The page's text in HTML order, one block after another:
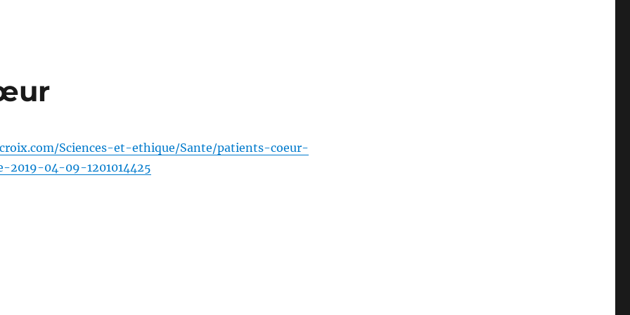
Sciences-et-ethique/Sante/patients-coeur-
04-09-1201014425